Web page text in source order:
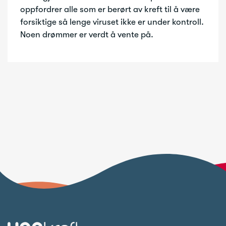
oppfordrer alle som er berørt av kreft til å være
forsiktige så lenge viruset ikke er under kontroll.
Noen drømmer er verdt å vente på.